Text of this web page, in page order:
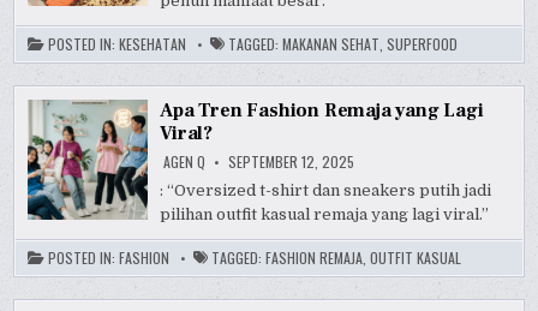
POSTED IN:KESEHATAN TAGGED:MAKANAN SEHAT ,SUPERFOOD
Apa Tren Fashion Remaja yang Lagi
Viral?
AGEN Q SEPTEMBER 12, 2025
: “Oversized t-shirt dan sneakers putih jadi
pilihan outfit kasual remaja yang lagi viral.”
POSTED IN:FASHION TAGGED:FASHION REMAJA ,OUTFIT KASUAL